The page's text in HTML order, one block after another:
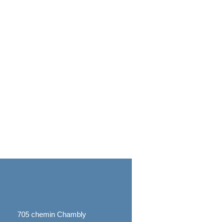
705 chemin Chambly